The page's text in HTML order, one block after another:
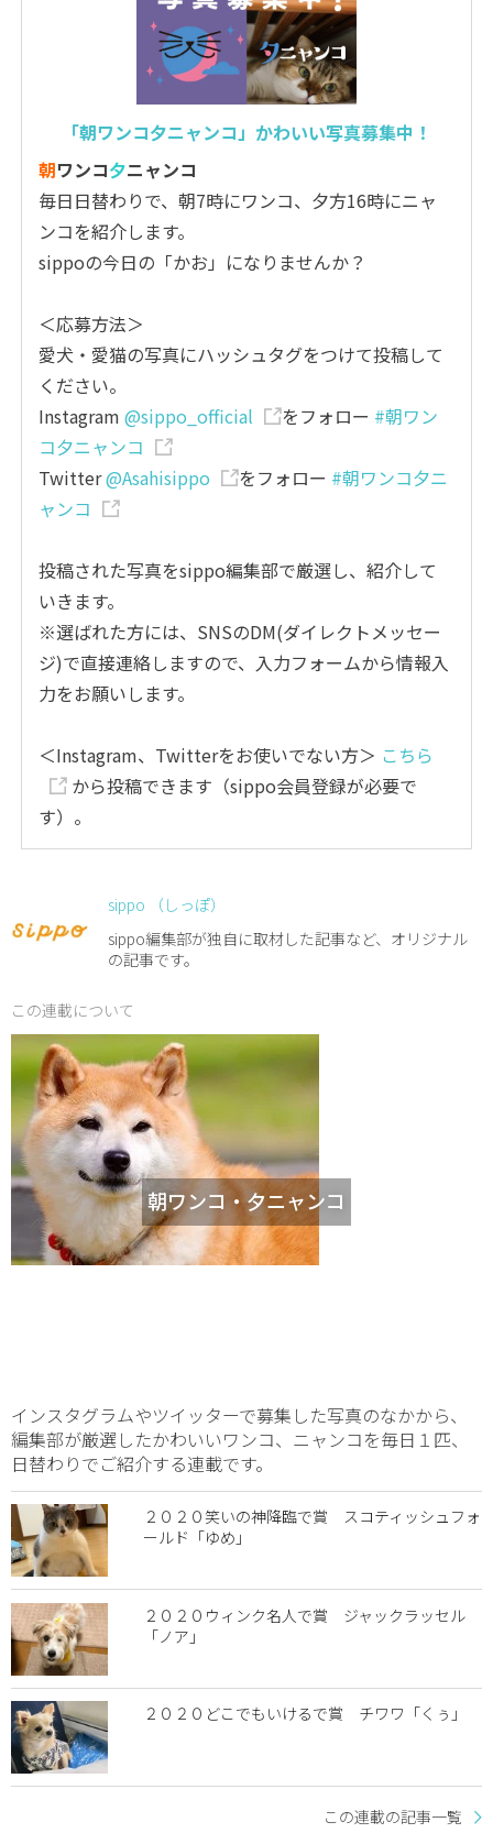
「朝ワンコ夕ニャンコ」かわいい写真募集中！
朝ワンコ夕ニャンコ
毎日日替わりで、朝7時にワンコ、夕方16時にニャ
ンコを紹介します。
sippoの今日の「かお」になりませんか？
＜応募方法＞
愛犬・愛猫の写真にハッシュタグをつけて投稿して
ください。
Instagram@sippo_official をフォロー #朝ワン
コ夕ニャンコ
Twitter@Asahisippo をフォロー #朝ワンコ夕ニ
ャンコ
投稿された写真をsippo編集部で厳選し、紹介して
いきます。
※選ばれた方には、SNSのDM(ダイレクトメッセー
ジ)で直接連絡しますので、入力フォームから情報入
力をお願いします。
＜Instagram、Twitterをお使いでない方＞ こちら
から投稿できます（sippo会員登録が必要で
す）。
sippo （しっぽ）
sippo編集部が独自に取材した記事など、オリジナル
の記事です。
この連載について
朝ワンコ・夕ニャンコ
インスタグラムやツイッターで募集した写真のなかから、
編集部が厳選したかわいいワンコ、ニャンコを毎日１匹、
日替わりでご紹介する連載です。
２０２０笑いの神降臨で賞 スコティッシュフォ
ールド「ゆめ」
２０２０ウィンク名人で賞 ジャックラッセル
「ノア」
２０２０どこでもいけるで賞 チワワ「くぅ」
この連載の記事一覧